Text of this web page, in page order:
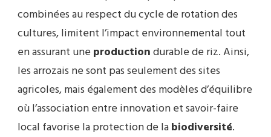
combinées au respect du cycle de rotation des
cultures, limitent l’impact environnemental tout
en assurant une productiondurable de riz. Ainsi,
les arrozais ne sont pas seulement des sites
agricoles, mais également des modèles d’équilibre
où l’association entre innovation et savoir-faire
local favorise la protection de labiodiversité.